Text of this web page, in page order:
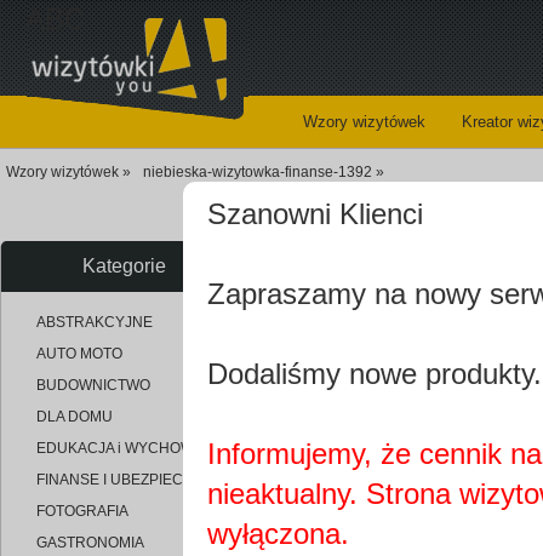
Wzory wizytówek Kreator
Wzory wizytówek » niebieska-wizytowka-finanse-1392 »
Kategorie
ABSTRAKCYJNE
AUTO MOTO
BUDOWNICTWO
DLA DOMU
EDUKACJA i WYCHOWANIE
FINANSE I UBEZPIECZENIA
FOTOGRAFIA
GASTRONOMIA
ABC
Szanowni Klienci
Zapraszamy na nowy
Dodaliśmy nowe
Informujemy, że cennik
nieaktualny. Strona
wyłączona.